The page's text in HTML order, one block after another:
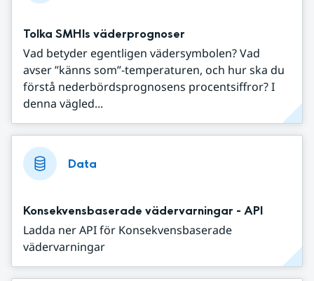
Tolka SMHIs väderprognoser
Vad betyder egentligen vädersymbolen? Vad
avser ”känns som”-temperaturen, och hur ska du
förstå nederbördsprognosens procentsiffror? I
denna vägled...
Data
Konsekvensbaserade vädervarningar - API
Ladda ner API för Konsekvensbaserade
vädervarningar